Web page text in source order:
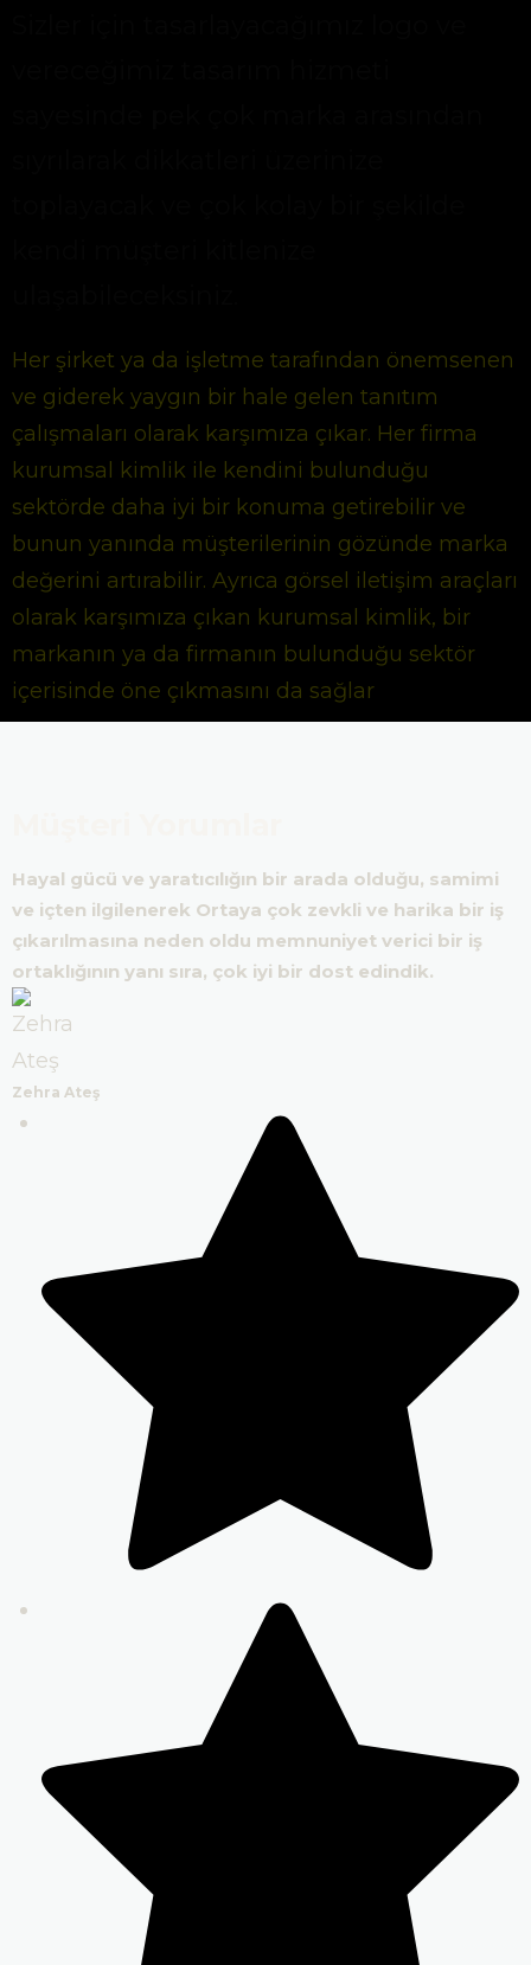
Her şirket ya da işletme tarafından önemsenen
ve giderek yaygın bir hale gelen tanıtım
çalışmaları olarak karşımıza çıkar. Her firma
kurumsal kimlik ile kendini bulunduğu
sektörde daha iyi bir konuma getirebilir ve
bunun yanında müşterilerinin gözünde marka
değerini artırabilir. Ayrıca görsel iletişim araçları
olarak karşımıza çıkan kurumsal kimlik, bir
markanın ya da firmanın bulunduğu sektör
içerisinde öne çıkmasını da sağlar
Hayal gücü ve yaratıcılığın bir arada olduğu, samimi
ve içten ilgilenerek Ortaya çok zevkli ve harika bir iş
çıkarılmasına neden oldu memnuniyet verici bir iş
ortaklığının yanı sıra, çok iyi bir dost edindik.
Zehra Ateş